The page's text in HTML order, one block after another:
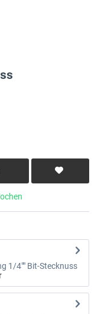
1/4"" Bit-Stecknuss